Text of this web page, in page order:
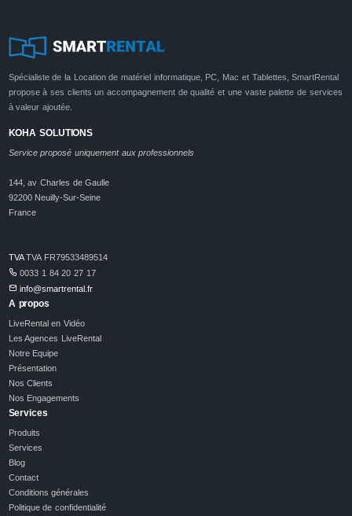
Spécialiste de la Location de matériel informatique, PC, Mac et Tablettes, SmartRental
propose à ses clients un accompagnement de qualité et une vaste palette de services
à valeur ajoutée.
KOHA SOLUTIONS
Service proposé uniquement aux professionnels
144, av Charles de Gaulle
92200 Neuilly-Sur-Seine
France
TVATVA FR79533489514
0033 1 84 20 27 17
info@smartrental.fr
A propos
LiveRental en Vidéo
Les Agences LiveRental
Notre Equipe
Présentation
Nos Clients
Nos Engagements
Services
Produits
Services
Blog
Contact
Conditions générales
Politique de confidentialité